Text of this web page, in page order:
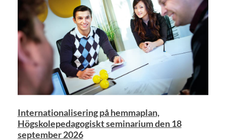
Internationalisering på hemmaplan,
Högskolepedagogiskt seminarium den 18
september 2026